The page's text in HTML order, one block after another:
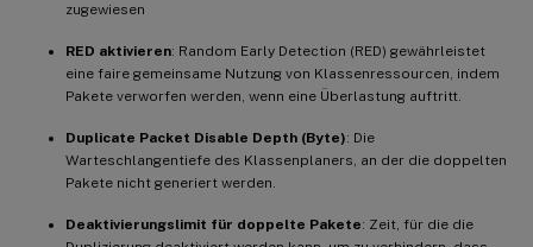
zugewiesen
RED aktivieren: Random Early Detection (RED) gewährleistet
eine faire gemeinsame Nutzung von Klassenressourcen, indem
Pakete verworfen werden, wenn eine Überlastung auftritt.
Duplicate Packet Disable Depth (Byte): Die
Warteschlangentiefe des Klassenplaners, an der die doppelten
Pakete nicht generiert werden.
Deaktivierungslimit für doppelte Pakete: Zeit, für die die